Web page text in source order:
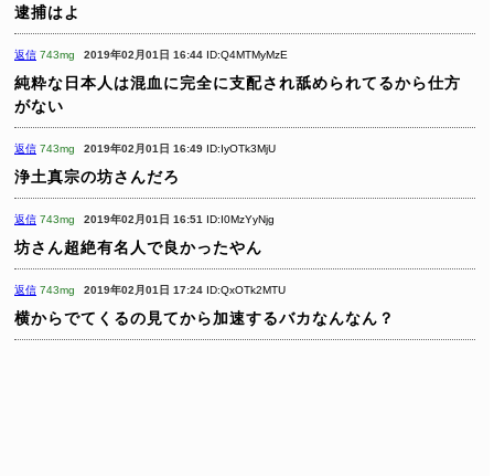
逮捕はよ
返信 743mg 2019年02月01日 16:44 ID:Q4MTMyMzE
純粋な日本人は混血に完全に支配され舐められてるから仕方
がない
返信 743mg 2019年02月01日 16:49 ID:IyOTk3MjU
浄土真宗の坊さんだろ
返信 743mg 2019年02月01日 16:51 ID:I0MzYyNjg
坊さん超絶有名人で良かったやん
返信 743mg 2019年02月01日 17:24 ID:QxOTk2MTU
横からでてくるの見てから加速するバカなんなん？